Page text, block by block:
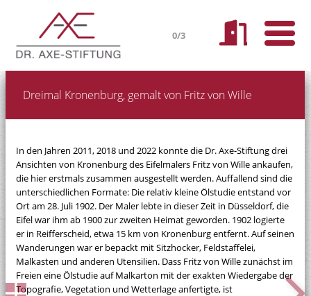
0/3
Dreimal Kronenburg, gemalt von Fritz von Wille
In den Jahren 2011, 2018 und 2022 konnte die Dr. Axe-Stiftung drei
Ansichten von Kronenburg des Eifelmalers Fritz von Wille ankaufen,
die hier erstmals zusammen ausgestellt werden. Auffallend sind die
unterschiedlichen Formate: Die relativ kleine Ölstudie entstand vor
Ort am 28. Juli 1902. Der Maler lebte in dieser Zeit in Düsseldorf, die
Eifel war ihm ab 1900 zur zweiten Heimat geworden. 1902 logierte
er in Reifferscheid, etwa 15 km von Kronenburg entfernt. Auf seinen
Wanderungen war er bepackt mit Sitzhocker, Feldstaffelei,
Malkasten und anderen Utensilien. Dass Fritz von Wille zunächst im
Freien eine Ölstudie auf Malkarton mit der exakten Wiedergabe der
Topografie, Vegetation und Wetterlage anfertigte, ist